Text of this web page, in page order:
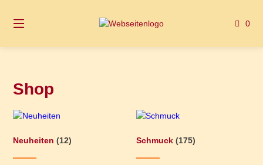
zum
0
Shop
Neuheiten(12) Schmuck(175)